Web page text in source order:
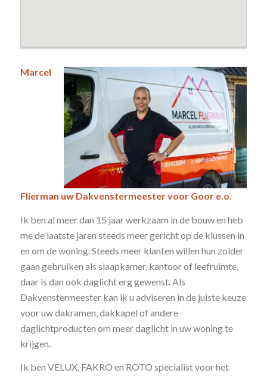
Marcel
Flierman uw Dakvenstermeester voor Goor e.o.
Ik ben al meer dan 15 jaar werkzaam in de bouw en heb
me de laatste jaren steeds meer gericht op de klussen in
en om de woning. Steeds meer klanten willen hun zolder
gaan gebruiken als slaapkamer, kantoor of leefruimte,
daar is dan ook daglicht erg gewenst. Als
Dakvenstermeester kan ik u adviseren in de juiste keuze
voor uw dakramen, dakkapel of andere
daglichtproducten om meer daglicht in uw woning te
krijgen.
Ik ben VELUX, FAKRO en ROTO specialist voor het